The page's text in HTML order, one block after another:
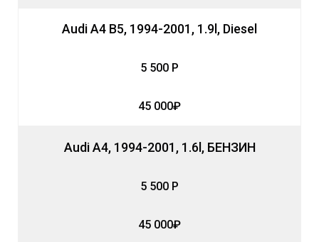
Audi A4 B5, 1994-2001, 1.9l, Diesel
5 500 Р
45 000₽
Audi A4, 1994-2001, 1.6l, БЕНЗИН
5 500 Р
45 000₽